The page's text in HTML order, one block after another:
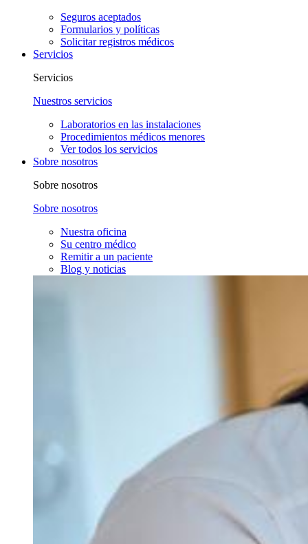
Seguros aceptados
Formularios y políticas
Solicitar registros médicos
Servicios
Servicios
Nuestros servicios
Laboratorios en las instalaciones
Procedimientos médicos menores
Ver todos los servicios
Sobre nosotros
Sobre nosotros
Sobre nosotros
Nuestra oficina
Su centro médico
Remitir a un paciente
Blog y noticias